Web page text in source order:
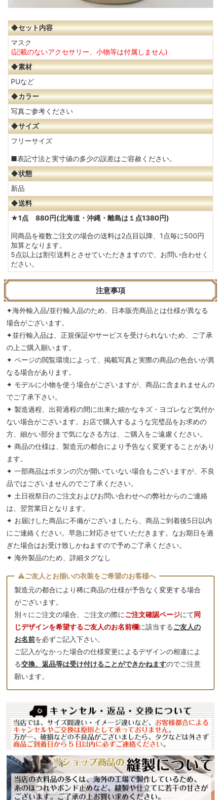
◆セット内容
マスク
(記載のないアクセサリー、小物等は付属しません)
◆素材
PUなど
◆カラー
写真ご参考ください
◆サイズ
フリーサイズ
■表記寸法と実寸値の多少の誤差はご容赦ください。
◆状態
新品
◆送料
★1点 880円(北海道・沖縄・離島は１点1380円)
同商品を複数ご注文の場合の送料は2点目以降、1点毎に500円
加算となります。
5点以上は割引送料とさせていただきますので、お問い合わせく
ださい。
注意事項
✦海外輸入品/並行輸入品のため、日本販売商品とは仕様が異なる
場合がございます。
✦並行輸入品は、正規保証やサービスを受けられないため、ご了承
の上ご購入願います。
✦ ページの閲覧環境によって、掲載写真と実際の商品の色合いが異
なる場合があります。
✦ モデルに小物を使う場合がございますが、商品に含まれませんの
でご了承下さい。
✦ 製造過程、出荷過程の間に出来た細かなキズ・ヨゴレなど気付か
ない場合がございます。お店で購入するような完璧品をお求めの
方、細かい部分まで気になさる方は、ご購入をご遠慮ください。
✦ 商品の仕様は、製造元の都合により予告なく変更することがあり
ます。
✦ 一部商品はボタンの穴が開いていない場合もございますが、不良
品ではございませんのでご了承ください。
✦ 土日祝祭日のご注文およびお問い合わせへの弊社からのご連絡
は、翌営業日となります。
✦ お届けした商品に不備がございましたら、商品ご到着後5日以内
にご連絡ください。早急に対応させていただきます。なお期日を過
ぎた場合はお受け致しかねますので予めご了承ください。
✦ 海外製品のため、詳細タグなし
製造元の都合により稀に商品の仕様が予告なく変更する場合
がございます。
別々にご注文の場合、ご注文の際にご注文確認ページにて同
じデザインを希望するご友人のお名前欄に該当するご友人の
お名前を必ずご記入下さい。
ご記入がなかった場合の仕様変更によるデザインの相違によ
る交換、返品等は受け付けることができかねますのでご注意
願います。